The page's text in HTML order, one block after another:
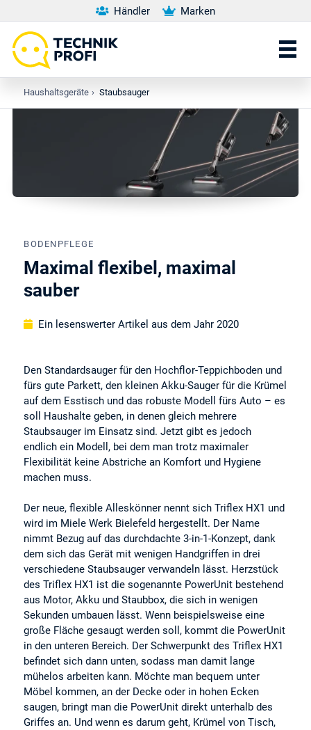
Händler Marken
Haushaltsgeräte › Staubsauger
BODENPFLEGE
Maximal flexibel, maximal
sauber
Ein lesenswerter Artikel aus dem Jahr 2020
Den Standardsauger für den Hochflor-Teppichboden und
fürs gute Parkett, den kleinen Akku-Sauger für die Krümel
auf dem Esstisch und das robuste Modell fürs Auto – es
soll Haushalte geben, in denen gleich mehrere
Staubsauger im Einsatz sind. Jetzt gibt es jedoch
endlich ein Modell, bei dem man trotz maximaler
Flexibilität keine Abstriche an Komfort und Hygiene
machen muss.
Der neue, flexible Alleskönner nennt sich Triflex HX1 und
wird im Miele Werk Bielefeld hergestellt. Der Name
nimmt Bezug auf das durchdachte 3-in-1-Konzept, dank
dem sich das Gerät mit wenigen Handgriffen in drei
verschiedene Staubsauger verwandeln lässt. Herzstück
des Triflex HX1 ist die sogenannte PowerUnit bestehend
aus Motor, Akku und Staubbox, die sich in wenigen
Sekunden umbauen lässt. Wenn beispielsweise eine
große Fläche gesaugt werden soll, kommt die PowerUnit
in den unteren Bereich. Der Schwerpunkt des Triflex HX1
befindet sich dann unten, sodass man damit lange
mühelos arbeiten kann. Möchte man bequem unter
Möbel kommen, an der Decke oder in hohen Ecken
saugen, bringt man die PowerUnit direkt unterhalb des
Griffes an. Und wenn es darum geht, Krümel von Tisch,